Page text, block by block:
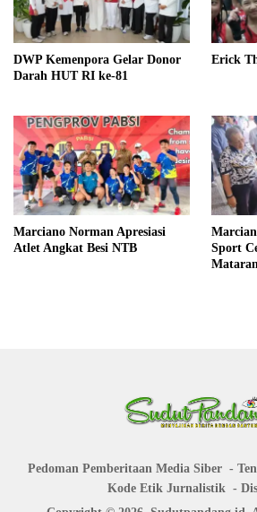
DWP Kemenpora Gelar Donor
Darah HUT RI ke-81
Erick
Marciano Norman Apresiasi
Atlet Angkat Besi NTB
Sport
Pedoman Pemberitaan Media Siber
Kode Etik Jurnalistik